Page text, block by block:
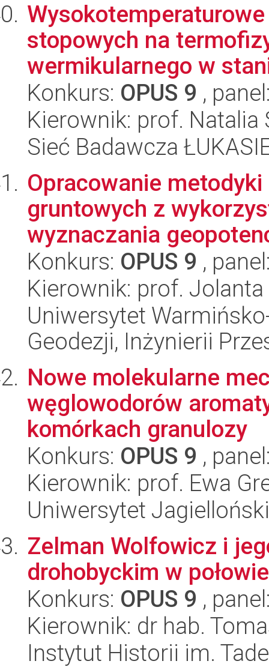
stopowych na
wermikularnego w
Konkurs: OPUS 9 ,
Kierownik: prof. Natalia
Sieć Badawcza
Opracowanie
gruntowych z
wyznaczania
Konkurs: OPUS 9 ,
Kierownik: prof.
Uniwersytet
Geodezji, Inżynierii
Nowe molekularne
węglowodorów
komórkach granulozy
Konkurs: OPUS 9 ,
Kierownik: prof. Ewa
Uniwersytet
Zelman Wolfowicz i
drohobyckim w
Konkurs: OPUS 9 ,
Kierownik: dr hab.
Instytut Historii im.